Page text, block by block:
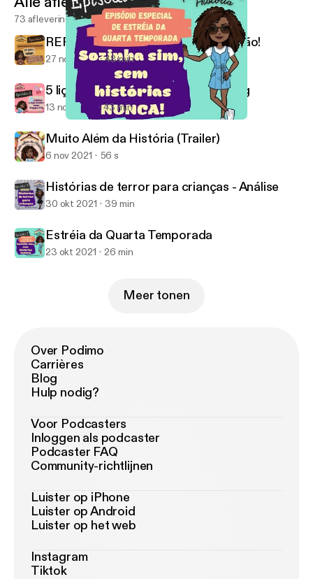
Muito Além da História
73 afleveringen
REPRESENTATIVIDADE...só que não!
27 nov 2021 48 min
5 lições a aprender com a Peppa Pig
13 nov 2021 43 min
Muito Além da História (Trailer)
6 nov 2021 56 s
Histórias de terror para crianças - Análise
30 okt 2021 39 min
Estréia da Quarta Temporada
23 okt 2021 26 min
Meer tonen
Over Podimo
Carrières
Blog
Hulp nodig?
Voor Podcasters
Inloggen als podcaster
Podcaster FAQ
Community-richtlijnen
Luister op iPhone
Luister op Android
Luister op het web
Instagram
Tiktok